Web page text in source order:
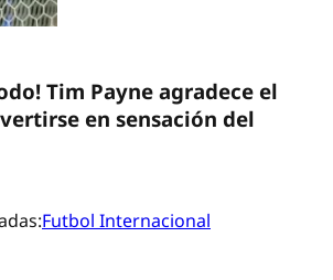
Tim Payne agradece el
en sensación del
Futbol Internacional